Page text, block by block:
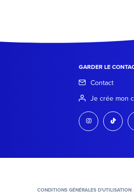
GARDER LE
Contact
Je crée mon
instagram tiktok
CONDITIONS GÉNÉRALES D'UTILISATION